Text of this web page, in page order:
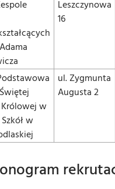
Leszczynowa
16
w
w
ul. Zygmunta
Augusta 2